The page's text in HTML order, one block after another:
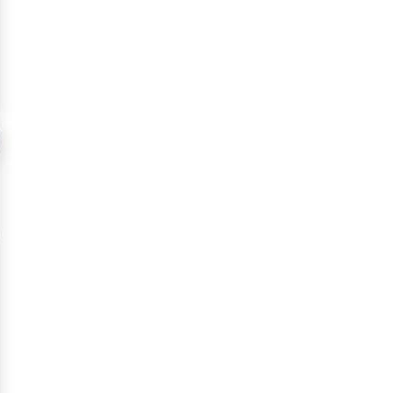
aos favoritos